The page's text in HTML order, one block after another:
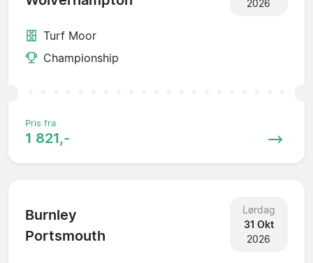
2026
Turf Moor
Championship
Pris fra
1 821,-
Burnley
Portsmouth
Lørdag
31 Okt
2026